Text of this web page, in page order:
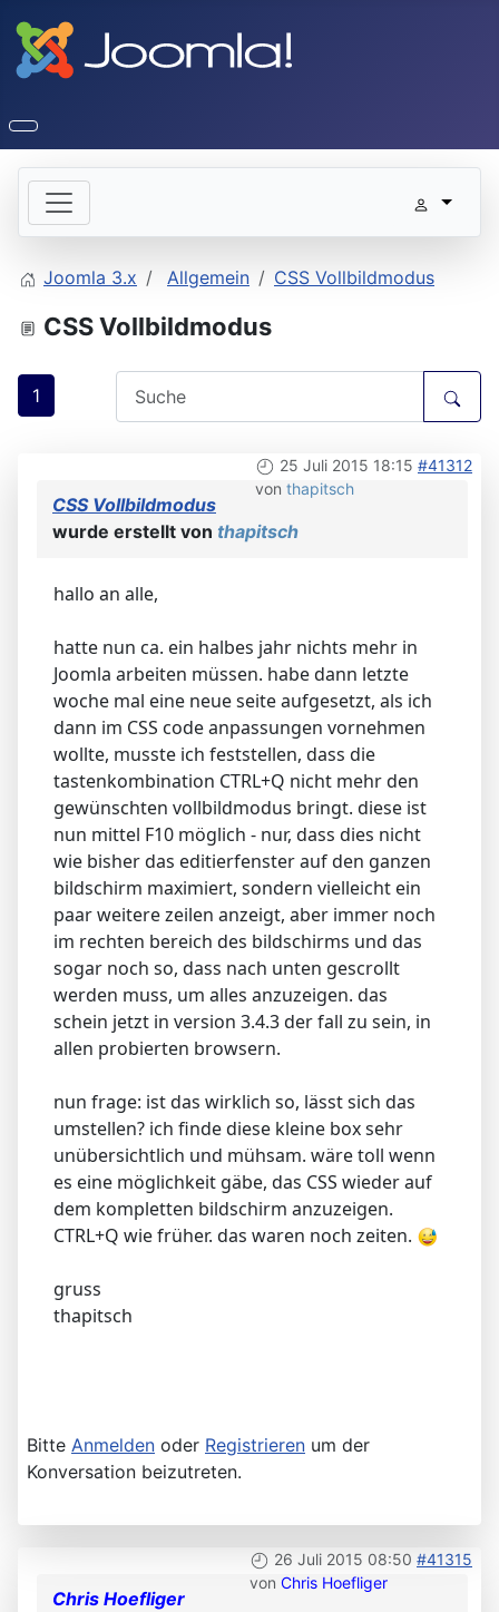
Joomla 3.x Allgemein CSS Vollbildmodus
CSS Vollbildmodus
1
25 Juli 2015 18:15 #41312
von thapitsch
CSS Vollbildmodus
wurde erstellt von thapitsch
hallo an alle,
hatte nun ca. ein halbes jahr nichts mehr in
Joomla arbeiten müssen. habe dann letzte
woche mal eine neue seite aufgesetzt, als ich
dann im CSS code anpassungen vornehmen
wollte, musste ich feststellen, dass die
tastenkombination CTRL+Q nicht mehr den
gewünschten vollbildmodus bringt. diese ist
nun mittel F10 möglich - nur, dass dies nicht
wie bisher das editierfenster auf den ganzen
bildschirm maximiert, sondern vielleicht ein
paar weitere zeilen anzeigt, aber immer noch
im rechten bereich des bildschirms und das
sogar noch so, dass nach unten gescrollt
werden muss, um alles anzuzeigen. das
schein jetzt in version 3.4.3 der fall zu sein, in
allen probierten browsern.
nun frage: ist das wirklich so, lässt sich das
umstellen? ich finde diese kleine box sehr
unübersichtlich und mühsam. wäre toll wenn
es eine möglichkeit gäbe, das CSS wieder auf
dem kompletten bildschirm anzuzeigen.
CTRL+Q wie früher. das waren noch zeiten.
gruss
thapitsch
Bitte Anmelden oder Registrieren um der
Konversation beizutreten.
26 Juli 2015 08:50 #41315
von Chris Hoefliger
Chris Hoefliger